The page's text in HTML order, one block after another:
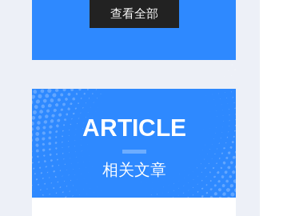
查看全部
ARTICLE
相关文章